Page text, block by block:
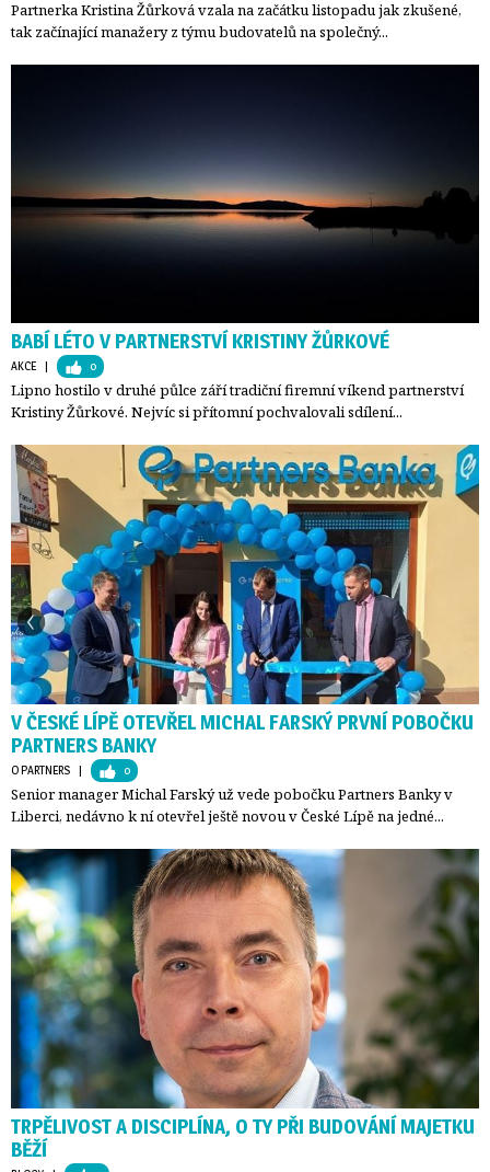
Partnerka Kristina Žůrková vzala na začátku listopadu jak zkušené,
tak začínající manažery z týmu budovatelů na společný...
BABÍ LÉTO V PARTNERSTVÍ KRISTINY ŽŮRKOVÉ
AKCE | 0
Lipno hostilo v druhé půlce září tradiční firemní víkend partnerství
Kristiny Žůrkové. Nejvíc si přítomní pochvalovali sdílení...
V ČESKÉ LÍPĚ OTEVŘEL MICHAL FARSKÝ PRVNÍ POBOČKU
PARTNERS BANKY
O PARTNERS | 0
Senior manager Michal Farský už vede pobočku Partners Banky v
Liberci, nedávno k ní otevřel ještě novou v České Lípě na jedné...
TRPĚLIVOST A DISCIPLÍNA, O TY PŘI BUDOVÁNÍ MAJETKU
BĚŽÍ